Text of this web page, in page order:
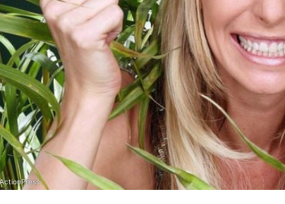
Alle Themen auf
Jobs
App runterladen
Team
Redaktionelle
Impressum
ActionPress